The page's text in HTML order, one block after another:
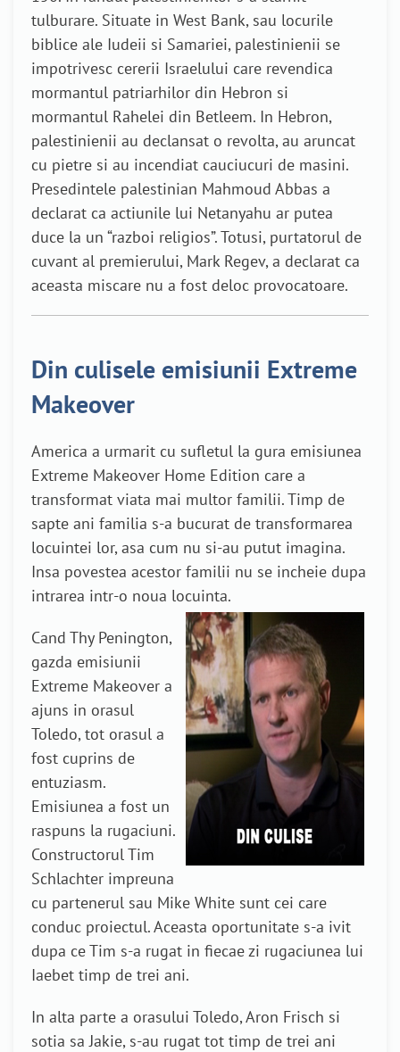
tulburare. Situate in West Bank, sau locurile
biblice ale Iudeii si Samariei, palestinienii se
impotrivesc cererii Israelului care revendica
mormantul patriarhilor din Hebron si
mormantul Rahelei din Betleem. In Hebron,
palestinienii au declansat o revolta, au aruncat
cu pietre si au incendiat cauciucuri de masini.
Presedintele palestinian Mahmoud Abbas a
declarat ca actiunile lui Netanyahu ar putea
duce la un “razboi religios”. Totusi, purtatorul de
cuvant al premierului, Mark Regev, a declarat ca
aceasta miscare nu a fost deloc provocatoare.
Din culisele emisiunii Extreme
Makeover
America a urmarit cu sufletul la gura emisiunea
Extreme Makeover Home Edition care a
transformat viata mai multor familii. Timp de
sapte ani familia s-a bucurat de transformarea
locuintei lor, asa cum nu si-au putut imagina.
Insa povestea acestor familii nu se incheie dupa
intrarea intr-o noua locuinta.
Cand Thy Penington,
gazda emisiunii
Extreme Makeover a
ajuns in orasul
Toledo, tot orasul a
fost cuprins de
entuziasm.
Emisiunea a fost un
raspuns la rugaciuni.
Constructorul Tim
Schlachter impreuna
cu partenerul sau Mike White sunt cei care
conduc proiectul. Aceasta oportunitate s-a ivit
dupa ce Tim s-a rugat in fiecae zi rugaciunea lui
Iaebet timp de trei ani.
In alta parte a orasului Toledo, Aron Frisch si
sotia sa Jakie, s-au rugat tot timp de trei ani